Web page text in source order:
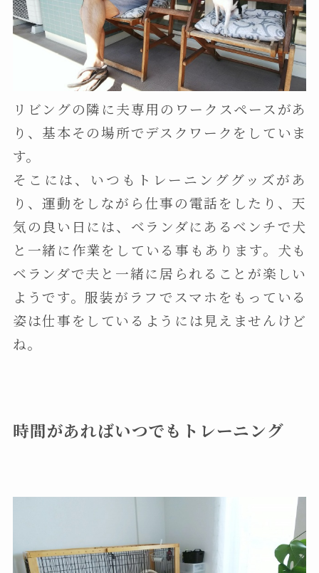
リビングの隣に夫専用のワークスペースがあ
り、基本その場所でデスクワークをしていま
す。
そこには、いつもトレーニンググッズがあ
り、運動をしながら仕事の電話をしたり、天
気の良い日には、ベランダにあるベンチで犬
と一緒に作業をしている事もあります。犬も
ベランダで夫と一緒に居られることが楽しい
ようです。服装がラフでスマホをもっている
姿は仕事をしているようには見えませんけど
ね。
時間があればいつでもトレーニング